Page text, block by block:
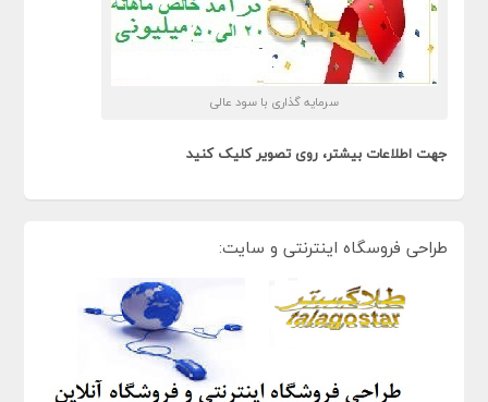
سرمایه گذاری با سود عالی
جهت اطلاعات بیشتر، روی تصویر کلیک کنید
طراحی فروسگاه اینترنتی و سایت: